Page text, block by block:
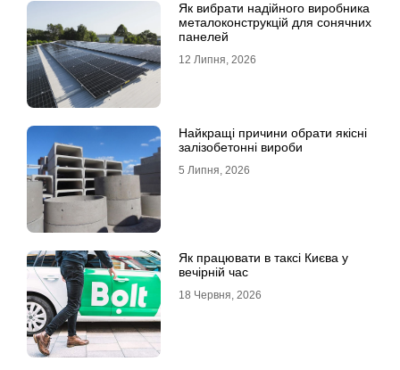
Як вибрати надійного виробника
металоконструкцій для сонячних
панелей
12 Липня, 2026
Найкращі причини обрати якісні
залізобетонні вироби
5 Липня, 2026
Як працювати в таксі Києва у
вечірній час
18 Червня, 2026